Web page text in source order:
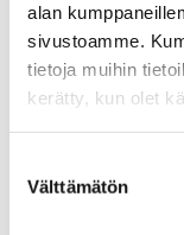
alan
sivustoamme.
tietoja muihin
kerätty, kun olet
valinta
Välttämätön
Digipelirajaton ja
perustajajäseniä.
Sosped-säätiö
Vuoden 2025